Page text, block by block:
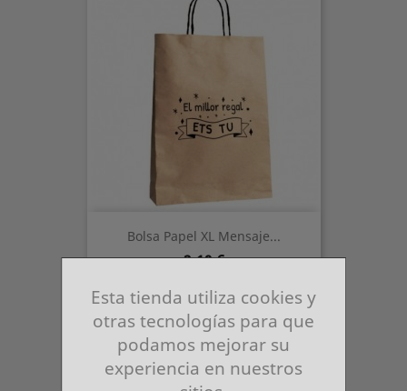
Bolsa Papel XL Mensaje...
Precio
2,10 €
Esta tienda utiliza cookies y
otras tecnologías para que
podamos mejorar su
experiencia en nuestros